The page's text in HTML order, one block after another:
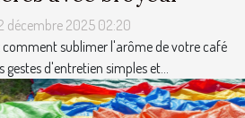
décembre 2025 02:20
comment sublimer l'arôme de votre café
gestes d'entretien simples et...